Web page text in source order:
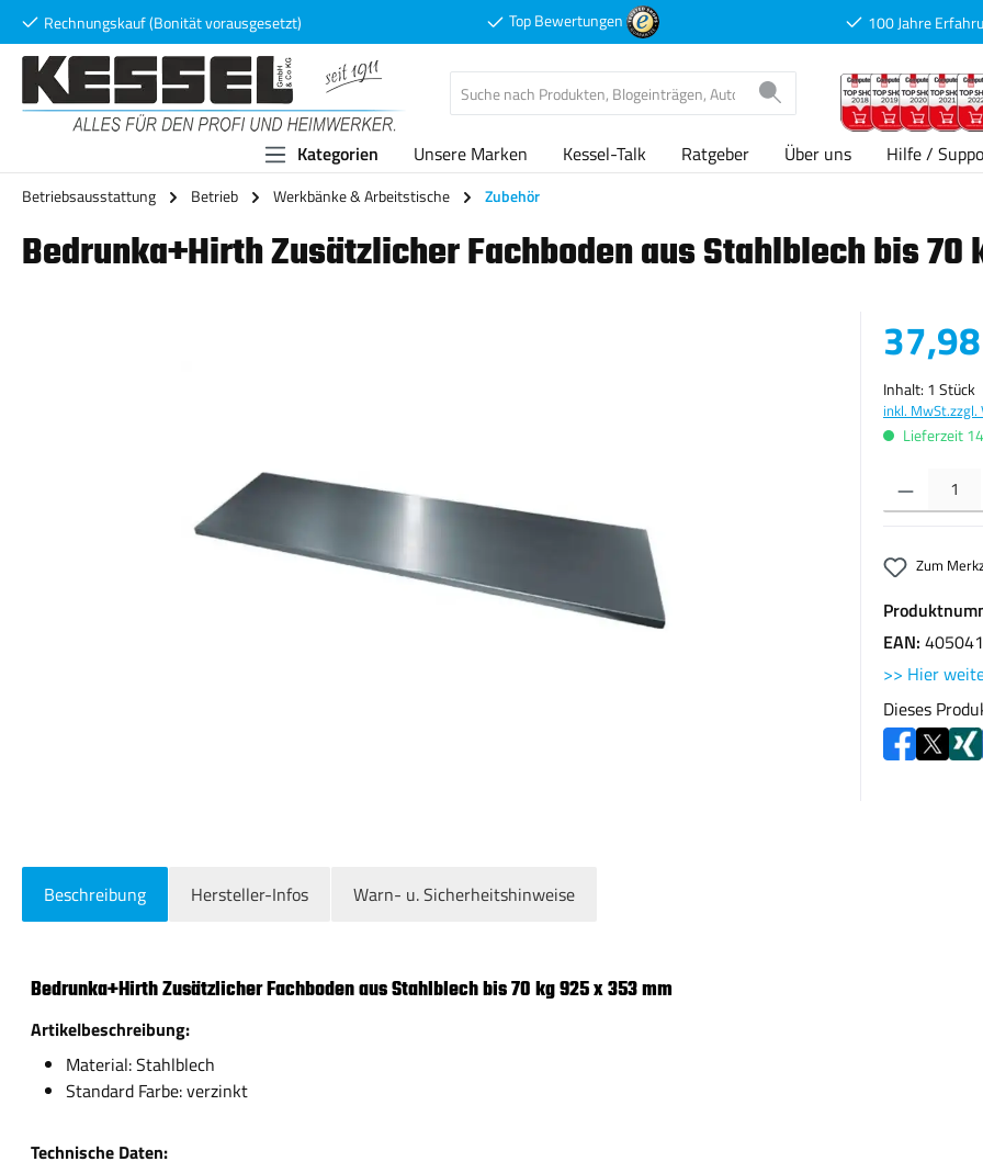
Hauptinhalt springen
Zur Suche springen
Zur Hauptnavigation springen
Rechnungskauf (Bonität vorausgesetzt) Top Bewertungen 100 Jahre
Kategorien Unsere Marken Kessel-Talk Ratgeber Über uns Hilfe /
Betriebsausstattung Betrieb Werkbänke & Arbeitstische Zubehör
Bedrunka+Hirth Zusätzlicher Fachboden aus Stahlblech bis 70
Verkaufspreis:
Inhalt: 1 Stück
inkl. MwSt.zzgl.
Lieferzeit
Produkt Anzahl:
Zum
EAN:
>> Hier
Dieses
Beschreibung Hersteller-Infos Warn- u. Sicherheitshinweise
Bedrunka+Hirth Zusätzlicher Fachboden aus Stahlblech bis 70 kg 925 x 353 mm
Artikelbeschreibung:
Material: Stahlblech
Standard Farbe: verzinkt
Technische Daten: